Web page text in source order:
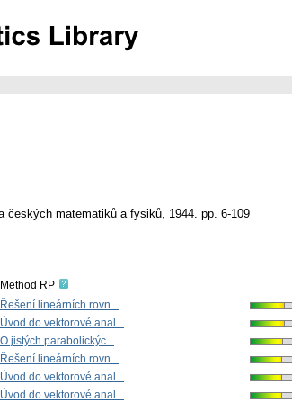
českých matematiků a fysiků, 1944. pp. 6-109
Method RP
Řešení lineárních rovn...
Úvod do vektorové anal...
O jistých parabolickýc...
Řešení lineárních rovn...
Úvod do vektorové anal...
Úvod do vektorové anal...